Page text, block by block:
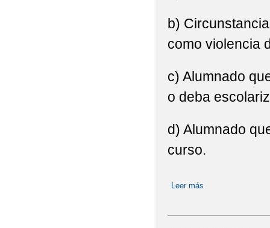
VISITA AL MINI ZOO
b)
como violencia
c) Alumnado
o deba
d) Alumnado
curso.
Leer más